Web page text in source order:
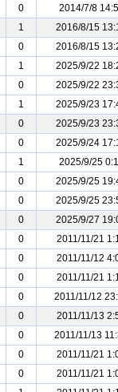
0
2014/7/8
1
2016/8/15
0
2016/8/15
1
2025/9/22
0
2025/9/22
1
2025/9/23
0
2025/9/23
0
2025/9/24
1
2025/9/25
0
2025/9/25
0
2025/9/25
0
2025/9/27
0
2011/11/21
0
2011/11/12
0
2011/11/21
0
2011/11/12
0
2011/11/13
0
2011/11/13
0
2011/11/21
0
2011/11/21